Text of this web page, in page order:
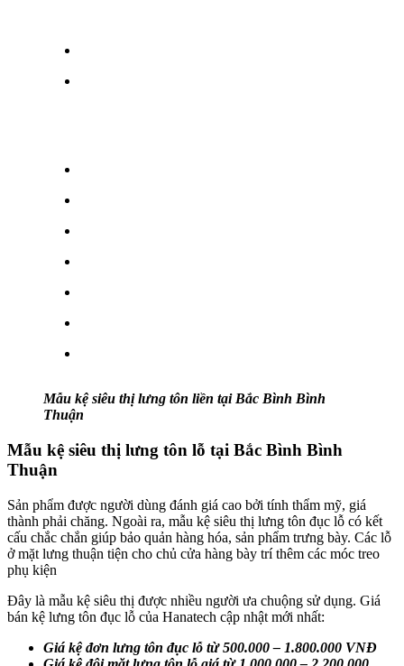
Mẫu kệ siêu thị lưng tôn liền tại Bắc Bình Bình
Thuận
Mẫu kệ siêu thị lưng tôn lỗ tại Bắc Bình Bình
Thuận
Sản phẩm được người dùng đánh giá cao bởi tính thẩm mỹ, giá
thành phải chăng. Ngoài ra, mẫu kệ siêu thị lưng tôn đục lỗ có kết
cấu chắc chắn giúp bảo quản hàng hóa, sản phẩm trưng bày. Các lỗ
ở mặt lưng thuận tiện cho chủ cửa hàng bày trí thêm các móc treo
phụ kiện
Đây là mẫu kệ siêu thị được nhiều người ưa chuộng sử dụng. Giá
bán kệ lưng tôn đục lỗ của Hanatech cập nhật mới nhất:
Giá kệ đơn lưng tôn đục lỗ từ 500.000 – 1.800.000 VNĐ